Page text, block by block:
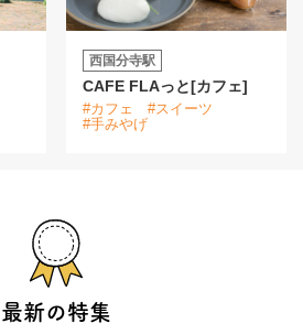
最新の特集
西国分寺駅
CAFE FLAっと[カフェ]
#カフェ
#スイーツ
#手みやげ